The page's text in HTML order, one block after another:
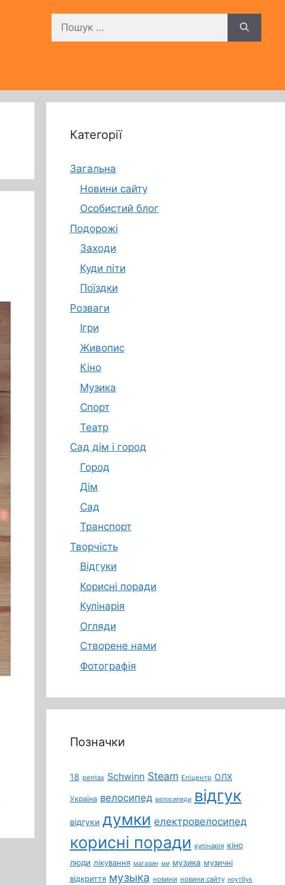
Категорії
Загальна
Новини сайту
Особистий блог
Подорожі
Заходи
Куди піти
Поїздки
Розваги
Ігри
Живопис
Кіно
Музика
Спорт
Театр
Сад дім і город
Город
Дім
Сад
Транспорт
Творчість
Відгуки
Корисні поради
Кулінарія
Огляди
Створене нами
Фотографія
Позначки
18 pentax Schwinn Steam Епіцентр ОЛХ
Україна велосипед велосипеди відгук
відгуки думки електровелосипед
корисні поради кулінарія кіно
люди лікування магазин ми музика музичні
відкриття музыка новини новини сайту ноутбук